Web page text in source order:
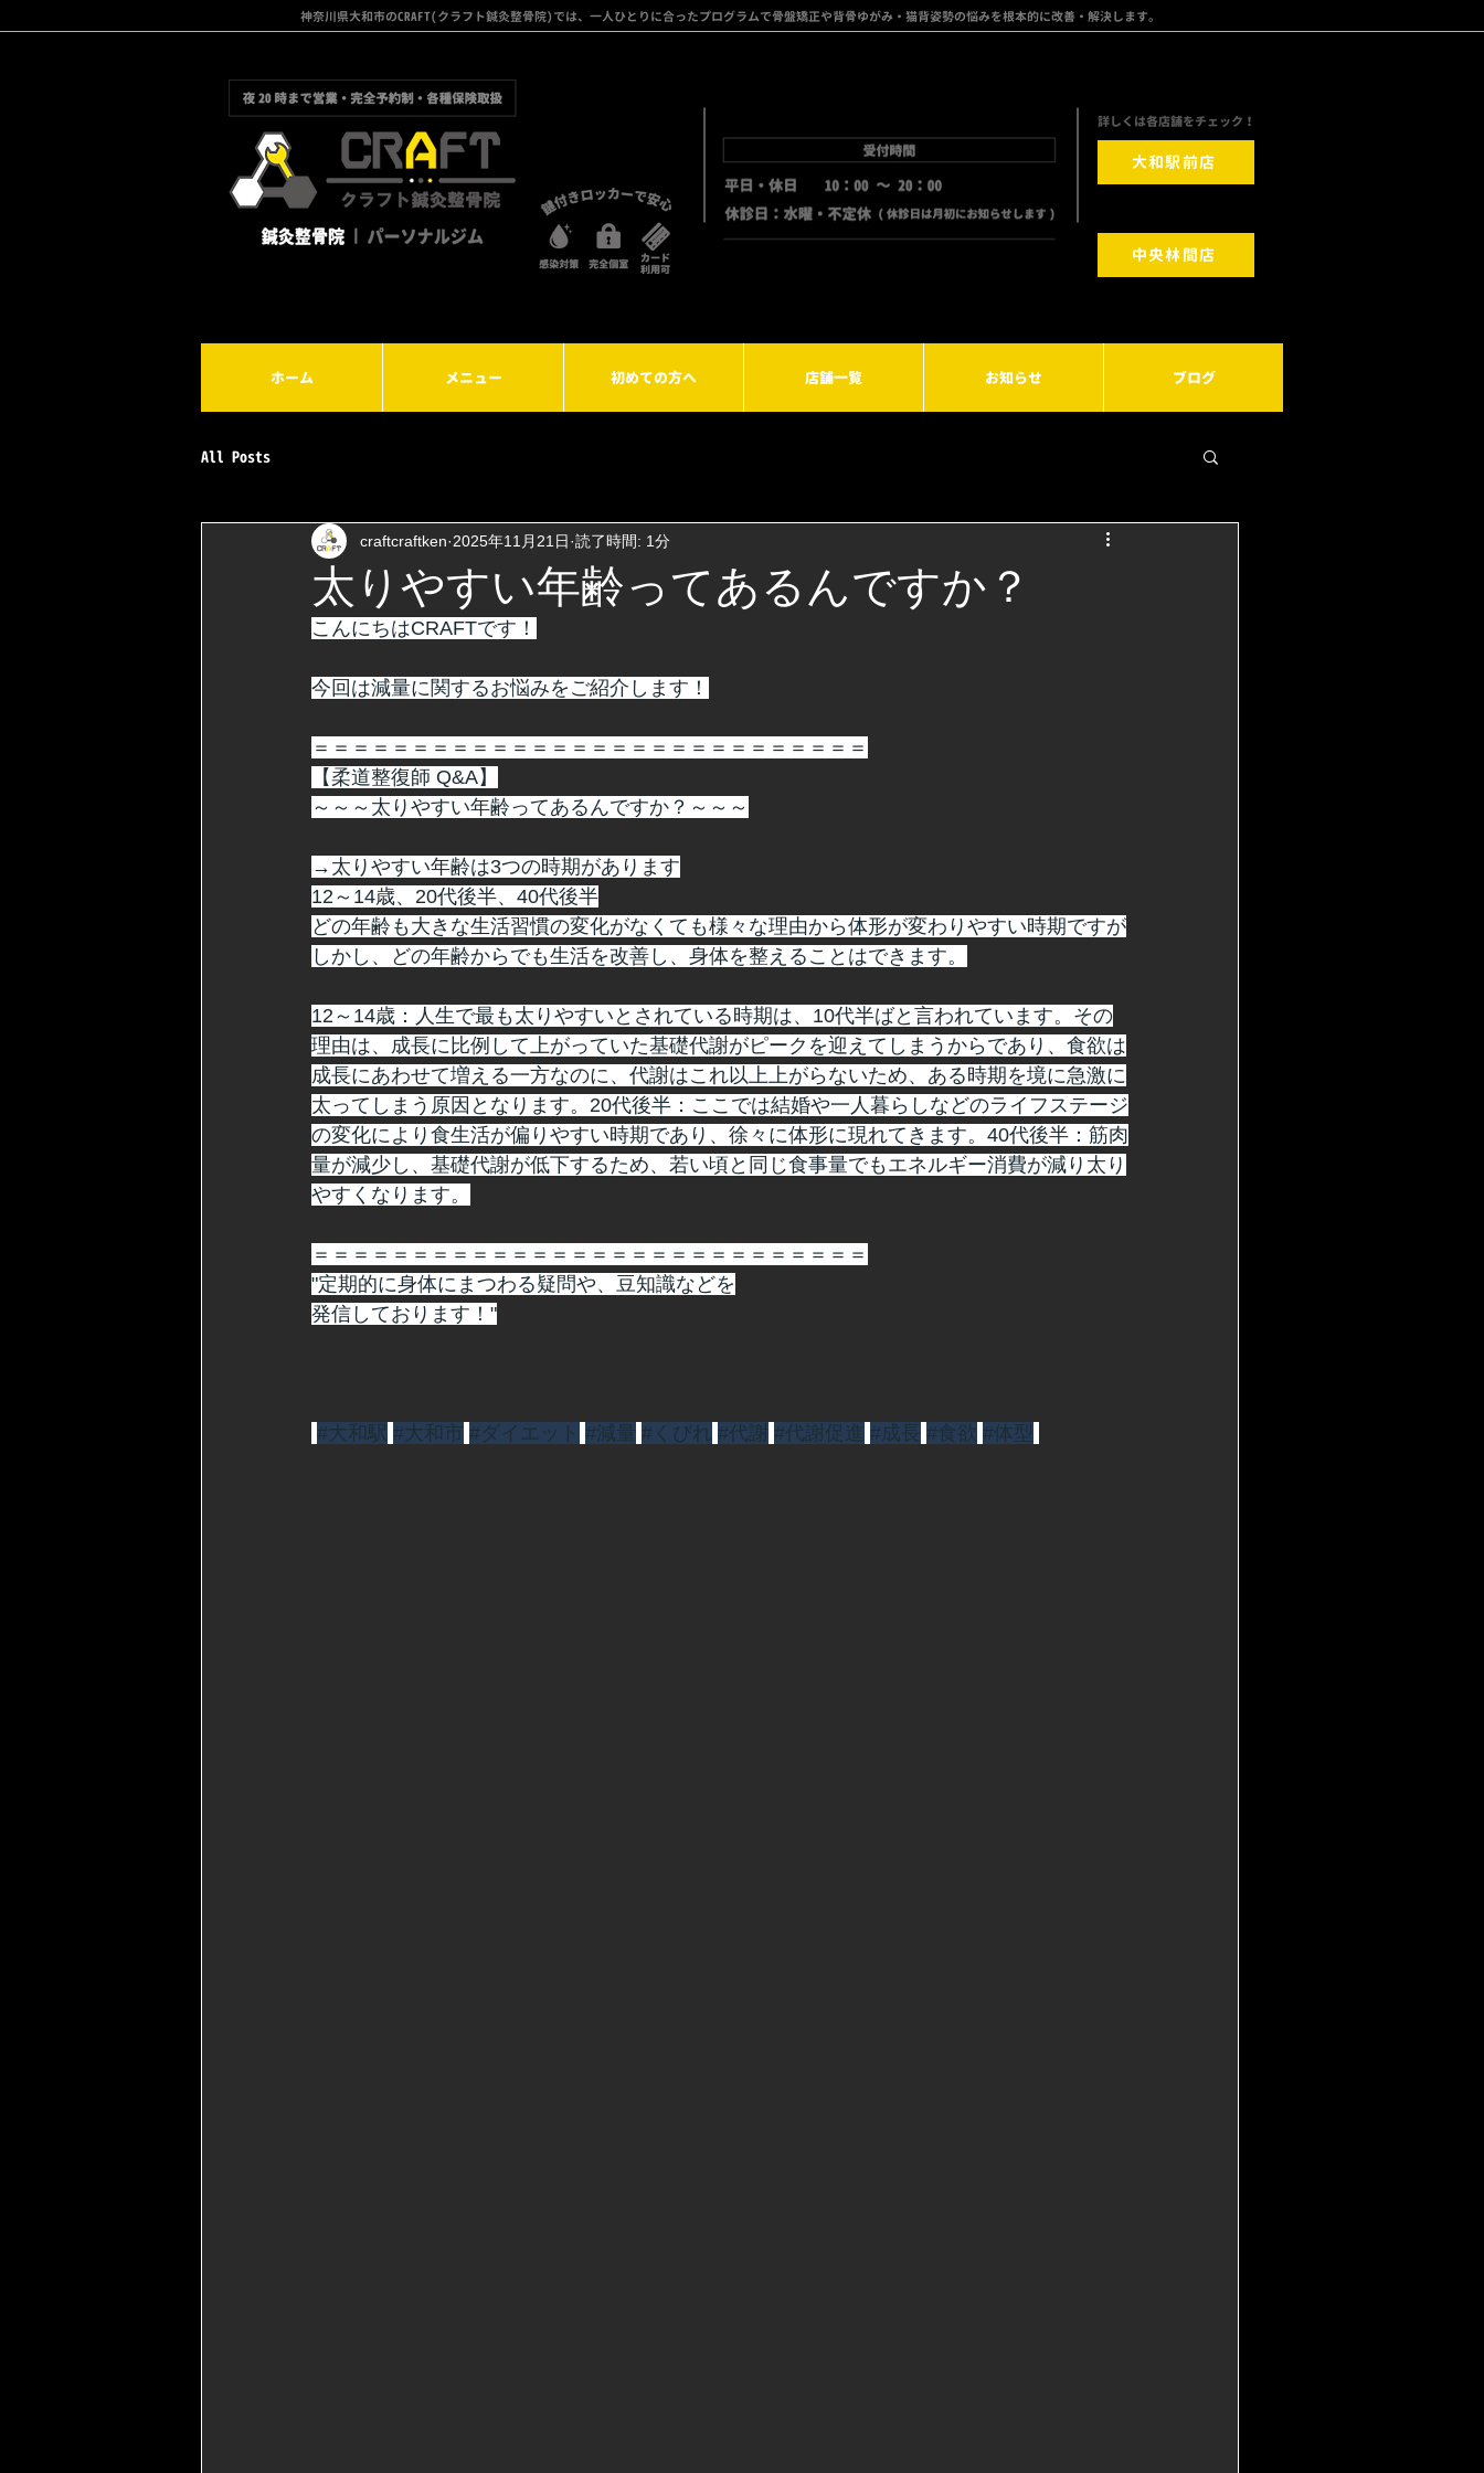
神奈川県大和市のCRAFT(クラフト鍼灸整骨院)では、一人ひとりに合ったプログラムで骨盤矯正や背骨ゆがみ・猫背姿勢の悩みを根本的に改善・解決します。
​詳しくは各店舗をチェック！
大和駅前店
中央林間店
ホーム メニュー 初めての方へ 店舗一覧 お知らせ ブログ
All Posts
太りやすい年齢ってあるんですか？
craftcraftken 2025年11月21日 読了時間: 1分
こんにちはCRAFTです！
今回は減量に関するお悩みをご紹介します！
＝＝＝＝＝＝＝＝＝＝＝＝＝＝＝＝＝＝＝＝＝＝＝＝＝＝＝＝
【柔道整復師 Q&A】
～～～太りやすい年齢ってあるんですか？～～～
→太りやすい年齢は3つの時期があります
12～14歳、20代後半、40代後半
どの年齢も大きな生活習慣の変化がなくても様々な理由から体形が変わりやすい時期ですが
しかし、どの年齢からでも生活を改善し、身体を整えることはできます。
12～14歳：人生で最も太りやすいとされている時期は、10代半ばと言われています。その
理由は、成長に比例して上がっていた基礎代謝がピークを迎えてしまうからであり、食欲は
成長にあわせて増える一方なのに、代謝はこれ以上上がらないため、ある時期を境に急激に
太ってしまう原因となります。20代後半：ここでは結婚や一人暮らしなどのライフステージ
の変化により食生活が偏りやすい時期であり、徐々に体形に現れてきます。40代後半：筋肉
量が減少し、基礎代謝が低下するため、若い頃と同じ食事量でもエネルギー消費が減り太り
やすくなります。
＝＝＝＝＝＝＝＝＝＝＝＝＝＝＝＝＝＝＝＝＝＝＝＝＝＝＝＝
"定期的に身体にまつわる疑問や、豆知識などを
発信しております！"
#大和駅 #大和市 #ダイエット #減量 #くびれ #代謝 #代謝促進 #成長 #食欲 #体型